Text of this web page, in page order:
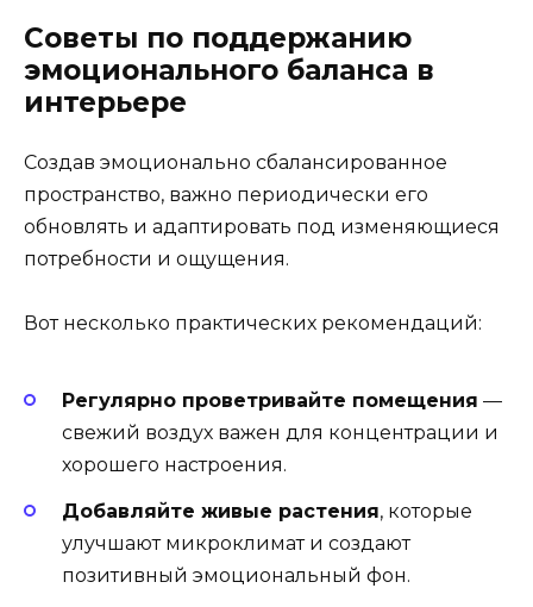
Советы по поддержанию
эмоционального баланса в
интерьере
Создав эмоционально сбалансированное
пространство, важно периодически его
обновлять и адаптировать под изменяющиеся
потребности и ощущения.
Вот несколько практических рекомендаций:
Регулярно проветривайте помещения —
свежий воздух важен для концентрации и
хорошего настроения.
Добавляйте живые растения, которые
улучшают микроклимат и создают
позитивный эмоциональный фон.